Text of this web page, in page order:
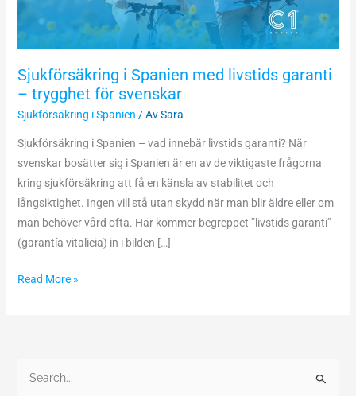
Sjukförsäkring i Spanien med livstids garanti
– trygghet för svenskar
Sjukförsäkring i Spanien / AvSara
Sjukförsäkring i Spanien – vad innebär livstids garanti? När
svenskar bosätter sig i Spanien är en av de viktigaste frågorna
kring sjukförsäkring att få en känsla av stabilitet och
långsiktighet. Ingen vill stå utan skydd när man blir äldre eller om
man behöver vård ofta. Här kommer begreppet ”livstids garanti”
(garantía vitalicia) in i bilden […]
för
Read More »